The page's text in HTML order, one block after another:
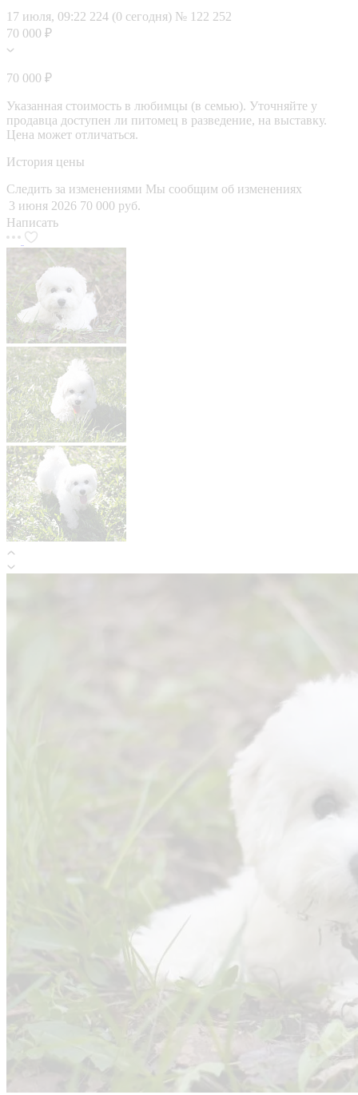
17 июля, 09:22 224 (0 сегодня) № 122 252
70 000 ₽
70 000 ₽
Указанная стоимость в любимцы (в семью). Уточняйте у
продавца доступен ли питомец в разведение, на выставку.
Цена может отличаться.
История цены
Следить за изменениями Мы сообщим об изменениях
3 июня 2026 70 000 руб.
Написать